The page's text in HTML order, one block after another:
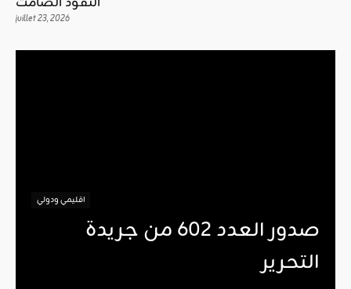
juillet 23, 2026
اقليمي ودولي
صدور العدد 602 من جريدة
التحرير